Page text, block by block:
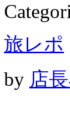
旅レポ
by 店